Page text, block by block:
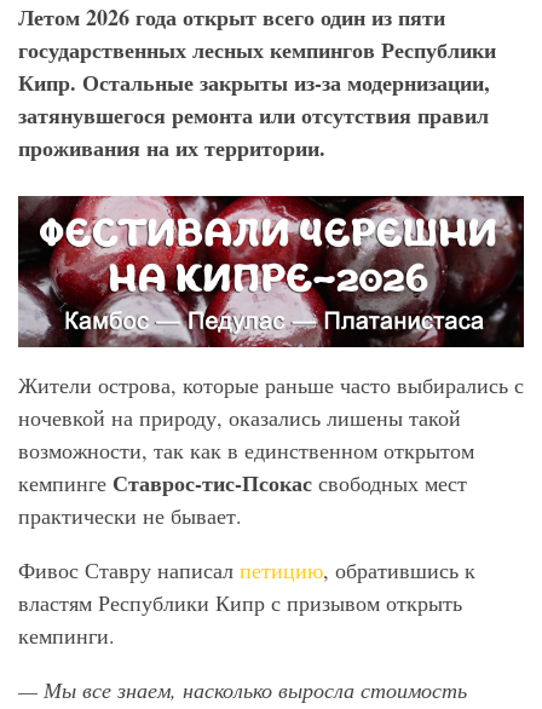
Летом 2026 года открыт всего один из пяти
государственных лесных кемпингов Республики
Кипр. Остальные закрыты из-за модернизации,
затянувшегося ремонта или отсутствия правил
проживания на их территории.
Жители острова, которые раньше часто выбирались с
ночевкой на природу, оказались лишены такой
возможности, так как в единственном открытом
кемпинге Ставрос-тис-Псокас свободных мест
практически не бывает.
Фивос Ставру написал петицию, обратившись к
властям Республики Кипр с призывом открыть
кемпинги.
— Мы все знаем, насколько выросла стоимость